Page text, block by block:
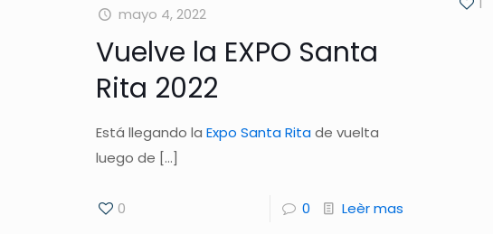
mayo 4, 2022
Vuelve la EXPO Santa
Rita 2022
Está llegando la Expo Santa Ritade vuelta
luego de […]
0 0 Leèr mas